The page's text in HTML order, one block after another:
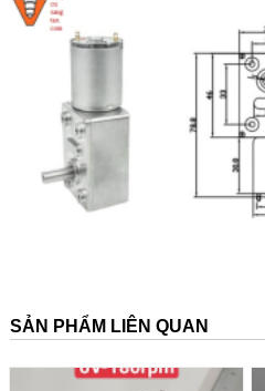
SẢN PHẨM LIÊN QUAN